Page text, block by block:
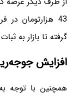
43 هزارتومان
گرفته تا بازار به
افزایش
همچنین با توجه